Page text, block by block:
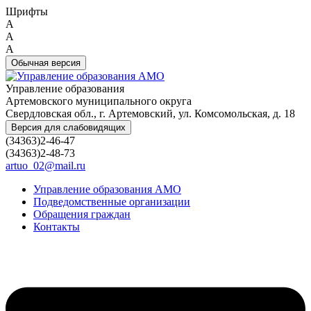
Шрифты
A
A
A
Обычная версия
Управление образования
Артемовского муниципального округа
Свердловская обл., г. Артемовский, ул. Комсомольская, д. 18
Версия для слабовидящих
(34363)2-46-47
(34363)2-48-73
artuo_02@mail.ru
Управление образования АМО
Подведомственные организации
Обращения граждан
Контакты